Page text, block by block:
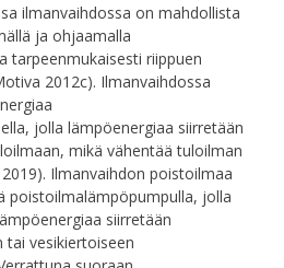
ilmanvaihdossa on mahdollista
ja ohjaamalla
tarpeenmukaisesti riippuen
2012c). Ilmanvaihdossa
jolla lämpöenergiaa siirretään
mikä vähentää tuloilman
Ilmanvaihdon poistoilmaa
poistoilmalämpöpumpulla, jolla
siirretään
vesikiertoiseen